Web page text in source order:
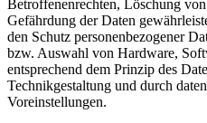
Betroffenenrechten, Löschung
Gefährdung der Daten
den Schutz personenbezogener
bzw. Auswahl von Hardware,
entsprechend dem Prinzip des
Technikgestaltung und durch
Voreinstellungen.